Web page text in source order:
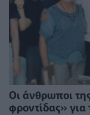
Οι άνθρωποι
φροντίδας» για